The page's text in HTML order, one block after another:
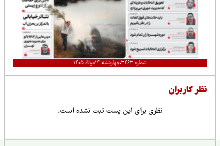
شماره ۳۴۶۳ چهارشنبه ۱۴مرداد ۱۴۰۵
نظر کاربران
نظری برای این پست ثبت نشده است.